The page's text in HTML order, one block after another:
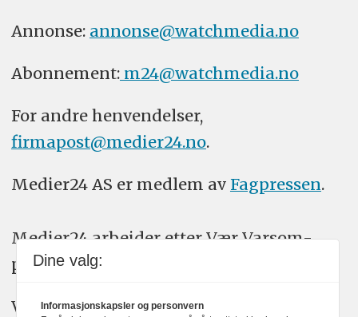
Annonse: annonse@watchmedia.no
Abonnement:m24@watchmedia.no
For andre henvendelser,
firmapost@medier24.no.
Medier24 AS er medlem av Fagpressen.
Medier24 arbeider etter Vær Varsom-
plakatens regler for god presseskikk.
Vi bruker KI-verktøy som ChatGPT,
Dine valg:
Informasjonskapsler og personvern